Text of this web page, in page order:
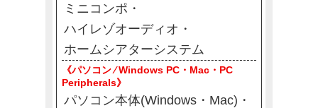
ミニコンポ
ハイレゾオーディオ
ホームシアターシステム
《パソコン ⁄ Windows PC・Mac・PC
Peripherals》
パソコン本体(Windows・Mac)